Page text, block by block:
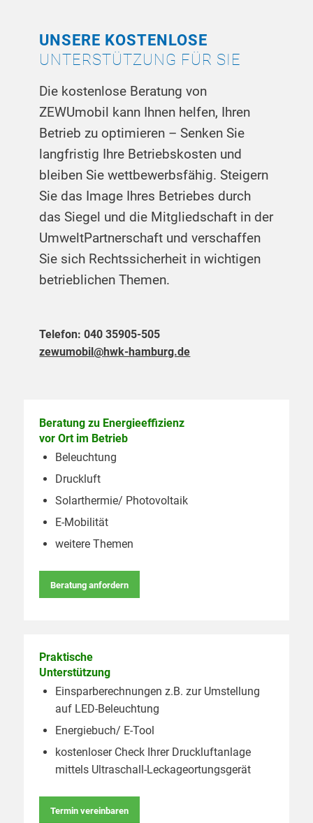
UNSERE KOSTENLOSE
UNTERSTÜTZUNG FÜR SIE
Die kostenlose Beratung von
ZEWUmobil kann Ihnen helfen, Ihren
Betrieb zu optimieren – Senken Sie
langfristig Ihre Betriebskosten und
bleiben Sie wettbewerbsfähig. Steigern
Sie das Image Ihres Betriebes durch
das Siegel und die Mitgliedschaft in der
UmweltPartnerschaft und verschaffen
Sie sich Rechtssicherheit in wichtigen
betrieblichen Themen.
Telefon: 040 35905-505
zewumobil@hwk-hamburg.de
Beratung zu Energieeffizienz
vor Ort im Betrieb
Beleuchtung
Druckluft
Solarthermie/ Photovoltaik
E-Mobilität
weitere Themen
Beratung anfordern
Praktische
Unterstützung
Einsparberechnungen z.B. zur Umstellung
auf LED-Beleuchtung
Energiebuch/ E-Tool
kostenloser Check Ihrer Druckluftanlage
mittels Ultraschall-Leckageortungsgerät
Termin vereinbaren